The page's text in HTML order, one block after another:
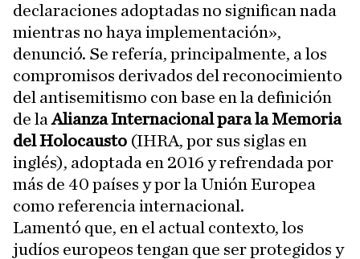
declaraciones adoptadas no significan nada
mientras no haya implementación»,
denunció. Se refería, principalmente, a los
compromisos derivados del reconocimiento
del antisemitismo con base en la definición
de la Alianza Internacional para la Memoria
del Holocausto (IHRA, por sus siglas en
inglés), adoptada en 2016 y refrendada por
más de 40 países y por la Unión Europea
como referencia internacional.
Lamentó que, en el actual contexto, los
judíos europeos tengan que ser protegidos y